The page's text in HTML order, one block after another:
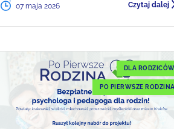
07 maja 2026 Czytaj dalej
DLA RODZICÓW
PO PIERWSZE RODZINA